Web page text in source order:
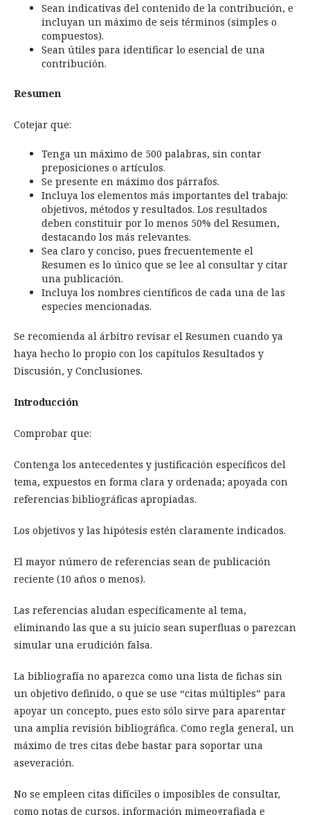
Sean indicativas del contenido de la contribución, e
incluyan un máximo de seis términos (simples o
compuestos).
Sean útiles para identificar lo esencial de una
contribución.
Resumen
Cotejar que:
Tenga un máximo de 500 palabras, sin contar
preposiciones o artículos.
Se presente en máximo dos párrafos.
Incluya los elementos más importantes del trabajo:
objetivos, métodos y resultados. Los resultados
deben constituir por lo menos 50% del Resumen,
destacando los más relevantes.
Sea claro y conciso, pues frecuentemente el
Resumen es lo único que se lee al consultar y citar
una publicación.
Incluya los nombres científicos de cada una de las
especies mencionadas.
Se recomienda al árbitro revisar el Resumen cuando ya
haya hecho lo propio con los capítulos Resultados y
Discusión, y Conclusiones.
Introducción
Comprobar que:
Contenga los antecedentes y justificación específicos del
tema, expuestos en forma clara y ordenada; apoyada con
referencias bibliográficas apropiadas.
Los objetivos y las hipótesis estén claramente indicados.
El mayor número de referencias sean de publicación
reciente (10 años o menos).
Las referencias aludan específicamente al tema,
eliminando las que a su juicio sean superfluas o parezcan
simular una erudición falsa.
La bibliografía no aparezca como una lista de fichas sin
un objetivo definido, o que se use “citas múltiples” para
apoyar un concepto, pues esto sólo sirve para aparentar
una amplia revisión bibliográfica. Como regla general, un
máximo de tres citas debe bastar para soportar una
aseveración.
No se empleen citas difíciles o imposibles de consultar,
como notas de cursos, información mimeografiada e